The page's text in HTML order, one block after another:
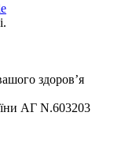
здоров’я
АГ N.603203